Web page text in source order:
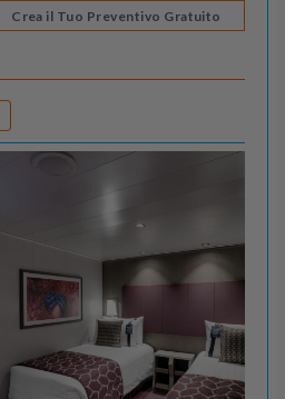
Crea il Tuo Preventivo Gratuito